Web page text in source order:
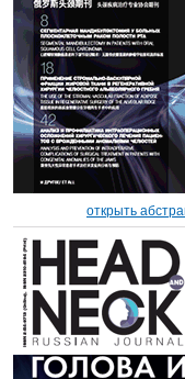
открыть